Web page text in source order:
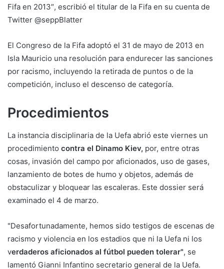
Fifa en 2013″, escribió el titular de la Fifa en su cuenta de
Twitter @seppBlatter
El Congreso de la Fifa adoptó el 31 de mayo de 2013 en
Isla Mauricio una resolución para endurecer las sanciones
por racismo, incluyendo la retirada de puntos o de la
competición, incluso el descenso de categoría.
Procedimientos
La instancia disciplinaria de la Uefa abrió este viernes un
procedimiento contra el Dinamo Kiev, por, entre otras
cosas, invasión del campo por aficionados, uso de gases,
lanzamiento de botes de humo y objetos, además de
obstaculizar y bloquear las escaleras. Este dossier será
examinado el 4 de marzo.
"Desafortunadamente, hemos sido testigos de escenas de
racismo y violencia en los estadios que ni la Uefa ni los
verdaderos aficionados al fútbol pueden tolerar", se
lamentó Gianni Infantino secretario general de la Uefa.